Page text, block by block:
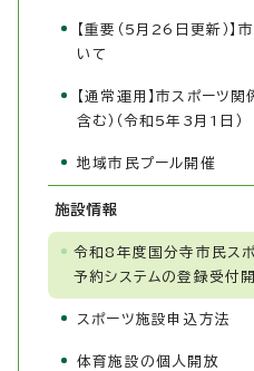
【重要（5月26日更新）
いて
【通常運用】市スポーツ
含む）（令和5年3月1日）
地域市民プール開催
施設情報
令和8年度国分寺市民ス
予約システムの登録受付
スポーツ施設申込方法
体育施設の個人開放